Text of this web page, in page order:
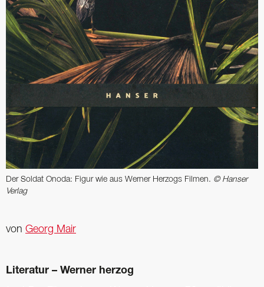
Der Soldat Onoda: Figur wie aus Werner Herzogs Filmen. © Hanser
Verlag
von Georg Mair
Literatur – Werner herzog